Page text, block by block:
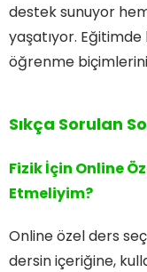
destek sunuyor
yaşatıyor.
öğrenme
Sıkça Sorulan
Fizik İçin Online
Etmeliyim?
Online özel ders
dersin içeriğine,